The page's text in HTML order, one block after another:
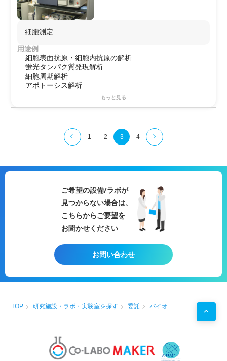
細胞測定
用途例
細胞表面抗原・細胞内抗原の解析
蛍光タンパク質発現解析
細胞周期解析
アポトーシス解析
もっと見る
1 2 3 4
ご希望の設備/ラボが
見つからない場合は、
こちらからご要望を
お聞かせください
お問い合わせ
TOP 研究施設・ラボ・実験室を探す 委託 バイオ